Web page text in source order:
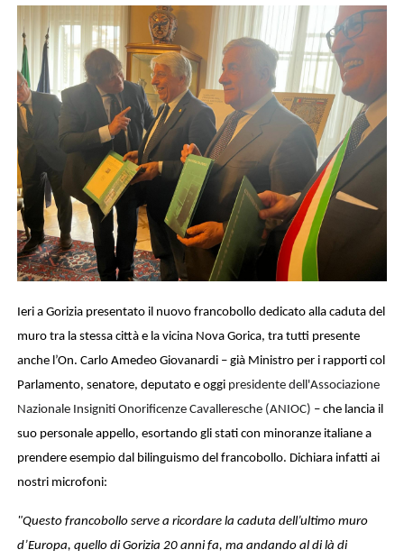
Ieri a Gorizia presentato il nuovo francobollo dedicato alla caduta del
muro tra la stessa città e la vicina Nova Gorica, tra tutti presente
anche l’On. Carlo Amedeo Giovanardi – già Ministro per i rapporti col
Parlamento, senatore, deputato e oggi presidente dell'Associazione
Nazionale Insigniti Onorificenze Cavalleresche (ANIOC) – che lancia il
suo personale appello, esortando gli stati con minoranze italiane a
prendere esempio dal bilinguismo del francobollo. Dichiara infatti ai
nostri microfoni:
"Questo francobollo serve a ricordare la caduta dell’ultimo muro
d’Europa, quello di Gorizia 20 anni fa, ma andando al di là di